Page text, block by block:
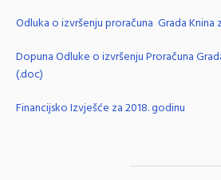
Odluka o izvršenju proračuna Grada Knina
Dopuna Odluke o izvršenju Proračuna
(.doc)
Financijsko Izvješće za 2018. godinu